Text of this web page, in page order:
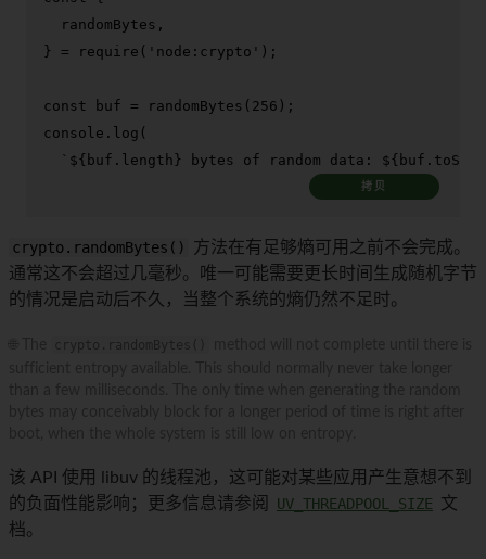
  randomBytes,
} =
require ( 'node:crypto' );
const buf = randomBytes ( 256
console . log (
` ${buf.length} bytes of random data:
拷贝
crypto.randomBytes()
方法在有足够熵可用之前不会完成。
通常这不会超过几毫秒。唯一可能需要更长时间生成随机字节
的情况是启动后不久，当整个系统的熵仍然不足时。
该 API 使用 libuv 的线程池，这可能对某些应用产生意想不到
的负面性能影响；更多信息请参阅
UV_THREADPOOL_SIZE 文
档。